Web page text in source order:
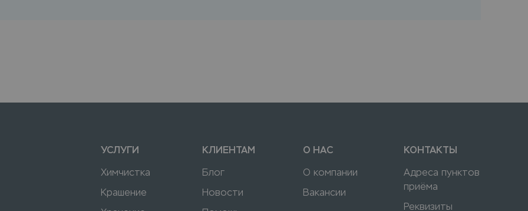
УСЛУГИ
Химчистка
Крашение
КЛИЕНТАМ
Блог
Новости
О НАС
О компании
Вакансии
КОНТАКТЫ
Адреса пунктов
приёма
Реквизиты